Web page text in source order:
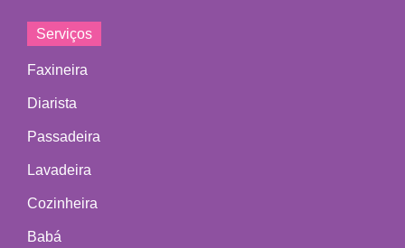
Serviços
Faxineira
Diarista
Passadeira
Lavadeira
Cozinheira
Babá